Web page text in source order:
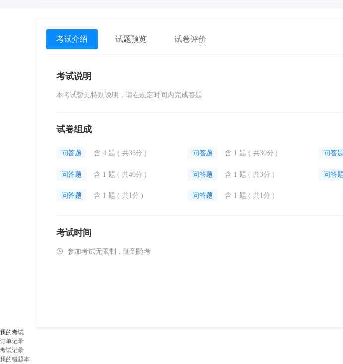
考试介绍 试题预览 试卷评价
考试说明
本考试暂无特别说明，请在规定时间内完成答题
试卷组成
问答题 含 4 题 ( 共36分 ) 问答题 含 1 题 ( 共30分 ) 问答题
问答题 含 1 题 ( 共40分 ) 问答题 含 1 题 ( 共3分 ) 问答题
问答题 含 1 题 ( 共1分 ) 问答题 含 1 题 ( 共1分 )
考试时间
 参加考试无限制，随到随考
我的考试
订单记录
考试记录
我的错题本